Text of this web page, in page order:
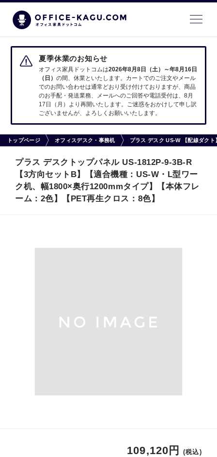
夏季休業のお知らせ
オフィス家具ドットコムは2026年8月8日（土）～年8月16日
（日）の間、休業といたします。カートでのご注文やメール
でのお問い合わせは通常どおり受け付けておりますが、商品
のお手配・発送業務、メールへのご回答や電話受付は、8月
17日（月）より再開いたします。ご迷惑をおかけして申し訳
ございませんが、よろしくお願いいたします。
トップページ オフィスデスク・事務机 プラス デスク US-W 【配線ダク
プラス デスクトップパネル US-1812P-9-3B-R
【3方向セットB】【適合機種：US-W・L型ワー
ク机、幅1800×奥行1200mmタイプ】【本体フレ
ーム：2色】【PET再生クロス：8色】
109,120円 (税込)